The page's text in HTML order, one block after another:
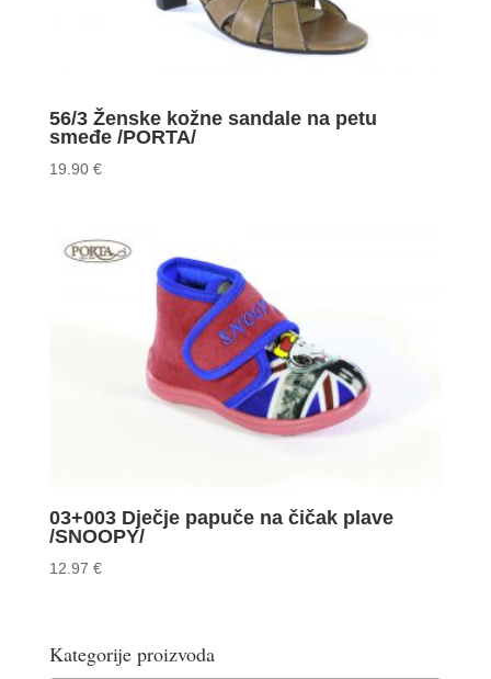
56/3 Ženske kožne sandale na petu
smeđe /PORTA/
19.90 €
03+003 Dječje papuče na čičak plave
/SNOOPY/
12.97 €
Kategorije proizvoda